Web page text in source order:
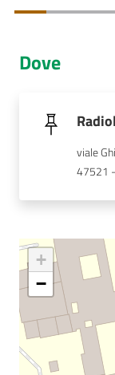
AUSL
Dedicato
a...
Bandi
e
Concorsi
Dove
viale
47521
+
−